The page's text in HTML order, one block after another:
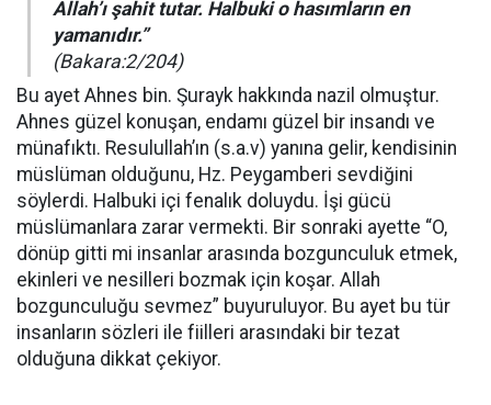
Allah’ı şahit tutar. Halbuki o hasımların en
yamanıdır.”
(Bakara:2/204)
Bu ayet Ahnes bin. Şurayk hakkında nazil olmuştur.
Ahnes güzel konuşan, endamı güzel bir insandı ve
münafıktı. Resulullah’ın (s.a.v) yanına gelir, kendisinin
müslüman olduğunu, Hz. Peygamberi sevdiğini
söylerdi. Halbuki içi fenalık doluydu. İşi gücü
müslümanlara zarar vermekti. Bir sonraki ayette “O,
dönüp gitti mi insanlar arasında bozgunculuk etmek,
ekinleri ve nesilleri bozmak için koşar. Allah
bozgunculuğu sevmez” buyuruluyor. Bu ayet bu tür
insanların sözleri ile fiilleri arasındaki bir tezat
olduğuna dikkat çekiyor.